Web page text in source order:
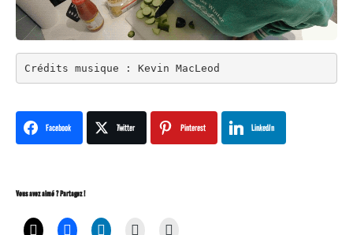
Crédits musique : Kevin MacLeod
Facebook Twitter Pinterest LinkedIn
Vous avez aimé ? Partagez !